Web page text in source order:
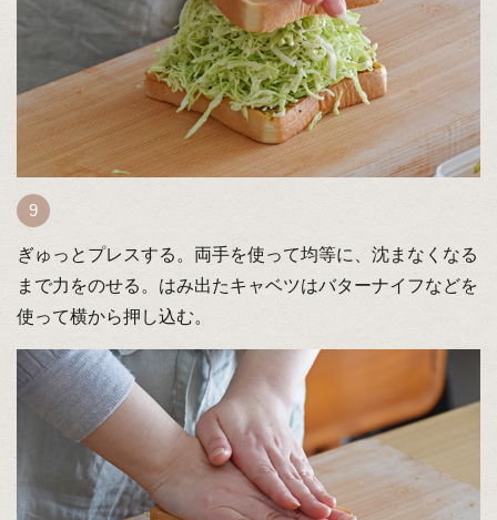
ぎゅっとプレスする。両手を使って均等に、沈まなくなる
まで力をのせる。はみ出たキャベツはバターナイフなどを
使って横から押し込む。